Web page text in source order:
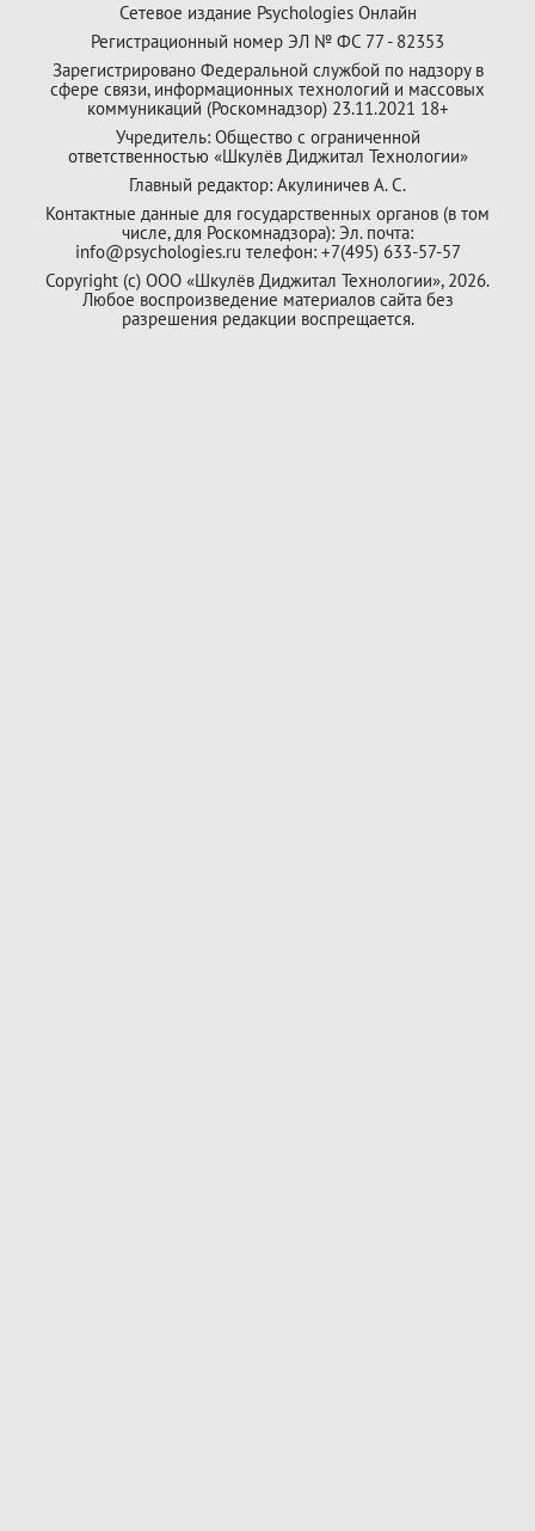
Сетевое издание Psychologies Онлайн
Регистрационный номер ЭЛ № ФС 77 - 82353
Зарегистрировано Федеральной службой по надзору в
сфере связи, информационных технологий и массовых
коммуникаций (Роскомнадзор) 23.11.2021 18+
Учредитель: Общество с ограниченной
ответственностью «Шкулёв Диджитал Технологии»
Главный редактор: Акулиничев А. С.
Контактные данные для государственных органов (в том
числе, для Роскомнадзора): Эл. почта:
info@psychologies.ru телефон: +7(495) 633-57-57
Copyright (с) ООО «Шкулёв Диджитал Технологии», 2026.
Любое воспроизведение материалов сайта без
разрешения редакции воспрещается.